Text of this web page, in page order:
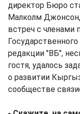
директор Бюро
Малколм
встреч с членами
редакции "ВБ",
гостя, удалось
о развитии
сообществе